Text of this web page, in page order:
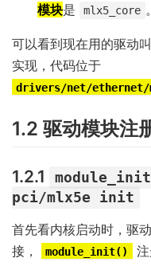
模块是 mlx5_core 。
可以看到现在用的驱动叫
实现，代码位于
drivers/net/ethernet/
1.2 驱动模块注
1.2.1
pci/mlx5e init
首先看内核启动时，驱
接，
module_init()